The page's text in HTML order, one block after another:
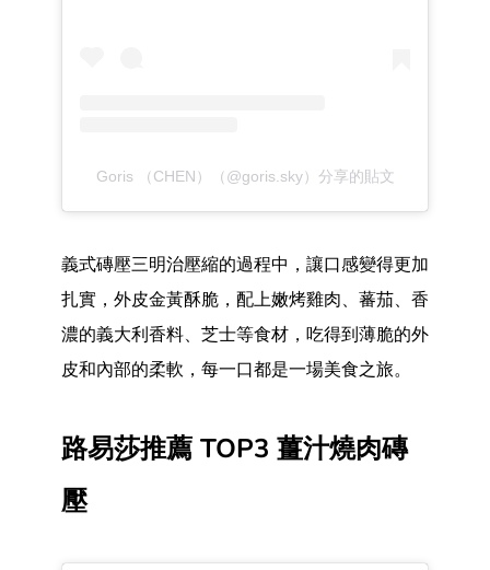
Goris （CHEN）（@goris.sky）分享的貼文
義式磚壓三明治壓縮的過程中，讓口感變得更加
扎實，外皮金黃酥脆，配上嫩烤雞肉、蕃茄、香
濃的義大利香料、芝士等食材，吃得到薄脆的外
皮和內部的柔軟，每一口都是一場美食之旅。
路易莎推薦 TOP3 薑汁燒肉磚
壓